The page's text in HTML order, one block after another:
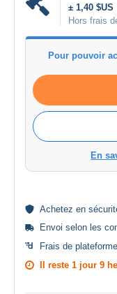
± 1,40 $US
Hors frais
Pour pouvoir
En
Achetez en
Envoi selon les
Frais de
Il reste 1 jour 9